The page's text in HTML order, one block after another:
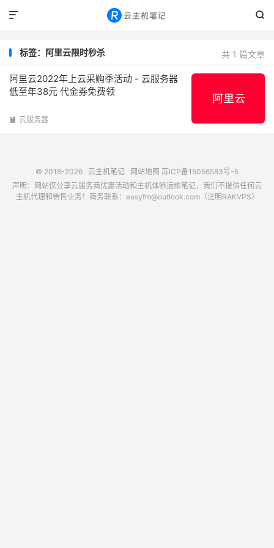


共 1 篇文章
标签：阿里云限时秒杀
阿里云2022年上云采购季活动 - 云服务器
低至年38元 代金券免费领
 云服务器
© 2018-2026 云主机笔记 网站地图 苏ICP备15056583号-5
声明：网站仅分享云服务商优惠活动和主机体验运维笔记，我们不提供任何云
主机代理和销售业务！商务联系：easyfm@outlook.com（注明RAKVPS）